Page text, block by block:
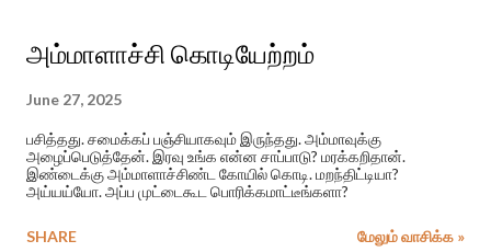
அம்மாளாச்சி கொடியேற்றம்
June 27, 2025
பசித்தது. சமைக்கப் பஞ்சியாகவும் இருந்தது. அம்மாவுக்கு
அழைப்பெடுத்தேன். இரவு உங்க என்ன சாப்பாடு? மரக்கறிதான்.
இண்டைக்கு அம்மாளாச்சிண்ட கோயில் கொடி. மறந்திட்டியா?
அய்யய்யோ. அப்ப முட்டைகூட பொரிக்கமாட்டீங்களா?
SHARE மேலும் வாசிக்க »